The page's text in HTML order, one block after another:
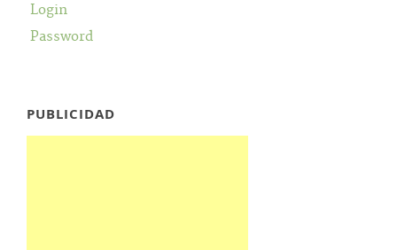
Login
Password
PUBLICIDAD